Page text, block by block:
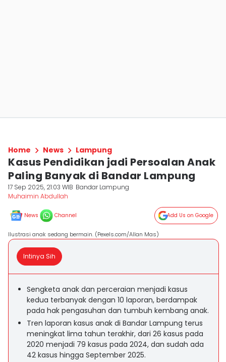
Home News Lampung
Kasus Pendidikan jadi Persoalan Anak
Paling Banyak di Bandar Lampung
17 Sep 2025, 21:03 WIB Bandar Lampung
Muhaimin Abdullah
News Channel Add Us on Google
Ilustrasi anak sedang bermain. (Pexels.com/Allan Mas)
Intinya Sih
Sengketa anak dan perceraian menjadi kasus
kedua terbanyak dengan 10 laporan, berdampak
pada hak pengasuhan dan tumbuh kembang anak.
Tren laporan kasus anak di Bandar Lampung terus
meningkat lima tahun terakhir, dari 26 kasus pada
2020 menjadi 79 kasus pada 2024, dan sudah ada
42 kasus hingga September 2025.